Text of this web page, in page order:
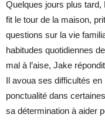
Quelques jours plus
fit le tour de la maison,
questions sur la vie
habitudes quotidiennes
mal à l’aise, Jake
Il avoua ses difficultés
ponctualité dans
sa détermination à aider